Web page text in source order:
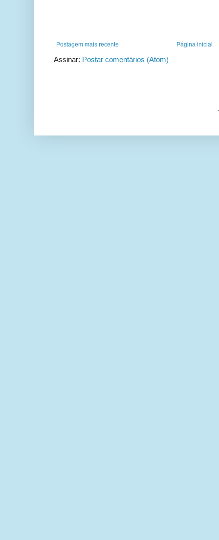
Postagem mais recente Página inicial
Assinar: Postar comentários (Atom)